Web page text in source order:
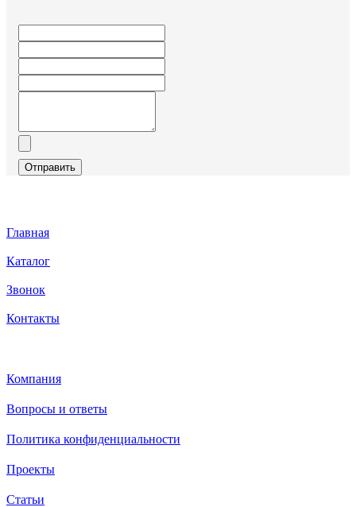
Отправить
Главная
Каталог
Звонок
Контакты
Компания
Вопросы и ответы
Политика конфиденциальности
Проекты
Статьи